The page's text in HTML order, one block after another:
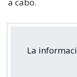
La